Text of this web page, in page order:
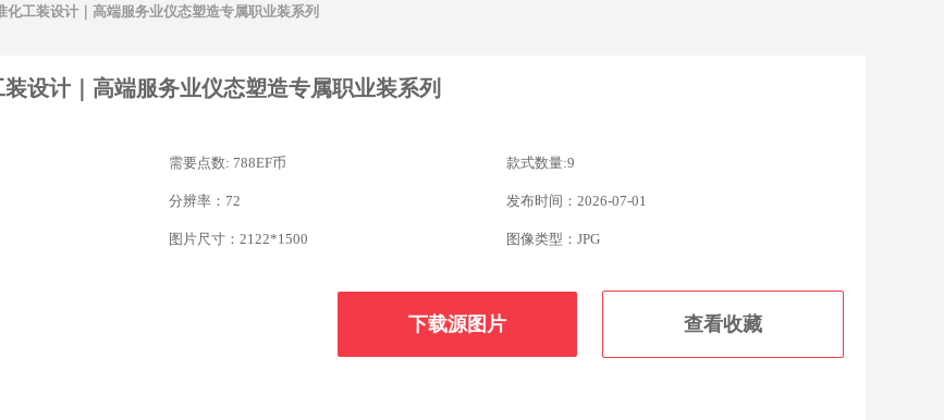
工装设计｜高端服务业仪态塑造专属职业装系列
设计｜高端服务业仪态塑造专属职业装系列
需要点数: 788EF币 款式数量:9
分辨率：72 发布时间：2026-07-01
图片尺寸：2122*1500 图像类型：JPG
下载源图片 查看收藏